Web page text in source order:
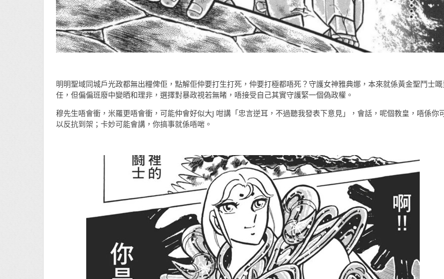
明明聖域同城戶光政都無出糧俾佢，點解佢仲要打生打死，仲要打極都唔死？守護女神雅典娜，本來就係黃金聖鬥士
任，但偏偏班廢中變晒和理非，選擇對暴政視若無睹，唔接受自己其實守護緊一個偽政權。
穆先生唔會衝，米羅更唔會衝，可能仲會好似大J 咁講「忠言逆耳，不過聽我發表下意見」，會話，呢個教皇，唔係你
以反抗到架；卡妙可能會講，你搞事就係唔啱。